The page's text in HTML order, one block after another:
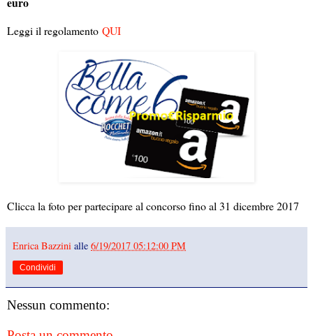
Leggi il regolamento QUI
Clicca la foto per partecipare al concorso fino al 31 dicembre 2017
Enrica Bazzini alle 6/19/2017 05:12:00 PM
Condividi
Nessun commento: